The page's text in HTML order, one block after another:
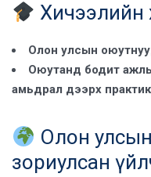
Хичээлийн
Олон улсын
Оюутанд бодит
амьдрал дээрх
Олон
зориулсан